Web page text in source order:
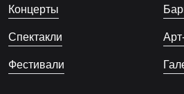
Концерты
Спектакли
Фестивали